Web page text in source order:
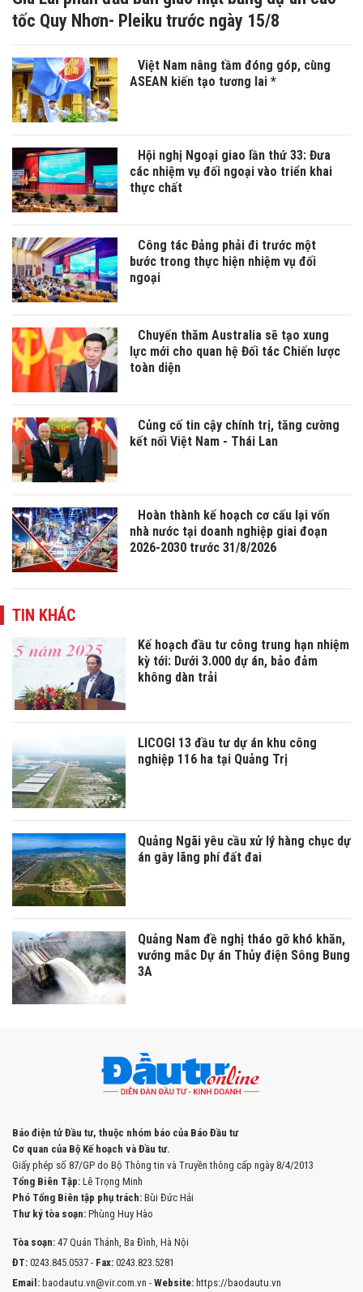
tốc Quy Nhơn- Pleiku trước ngày 15/8
Việt Nam nâng tầm đóng góp, cùng
ASEAN kiến tạo tương lai *
Hội nghị Ngoại giao lần thứ 33: Đưa
các nhiệm vụ đối ngoại vào triển khai
thực chất
Công tác Đảng phải đi trước một
bước trong thực hiện nhiệm vụ đối
ngoại
Chuyến thăm Australia sẽ tạo xung
lực mới cho quan hệ Đối tác Chiến lược
toàn diện
Củng cố tin cậy chính trị, tăng cường
kết nối Việt Nam - Thái Lan
Hoàn thành kế hoạch cơ cấu lại vốn
nhà nước tại doanh nghiệp giai đoạn
2026-2030 trước 31/8/2026
TIN KHÁC
Kế hoạch đầu tư công trung hạn nhiệm
kỳ tới: Dưới 3.000 dự án, bảo đảm
không dàn trải
LICOGI 13 đầu tư dự án khu công
nghiệp 116 ha tại Quảng Trị
Quảng Ngãi yêu cầu xử lý hàng chục dự
án gây lãng phí đất đai
Quảng Nam đề nghị tháo gỡ khó khăn,
vướng mắc Dự án Thủy điện Sông Bung
3A
Báo điện tử Đầu tư, thuộc nhóm báo của Báo Đầu tư
Cơ quan của Bộ Kế hoạch và Đầu tư.
Giấy phép số 87/GP do Bộ Thông tin và Truyền thông cấp ngày 8/4/2013
Tổng Biên Tập: Lê Trọng Minh
Phó Tổng Biên tập phụ trách: Bùi Đức Hải
Thư ký tòa soạn: Phùng Huy Hào
Tòa soạn: 47 Quán Thánh, Ba Đình, Hà Nội
ĐT: 0243.845.0537 - Fax: 0243.823.5281
Email: baodautu.vn@vir.com.vn - Website: https://baodautu.vn